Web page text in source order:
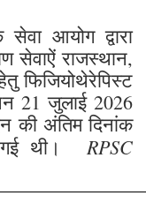
आयोग द्वारा
सेवाऐं राजस्थान,
फिजियोथेरेपिस्ट
21 जुलाई 2026
की अंतिम दिनांक
गई थी। RPSC